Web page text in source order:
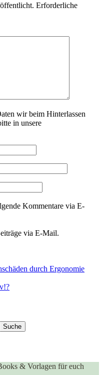
Erforderliche
wir beim Hinterlassen
in unsere
Kommentare via E-
via E-Mail.
durch Ergonomie
& Vorlagen für euch